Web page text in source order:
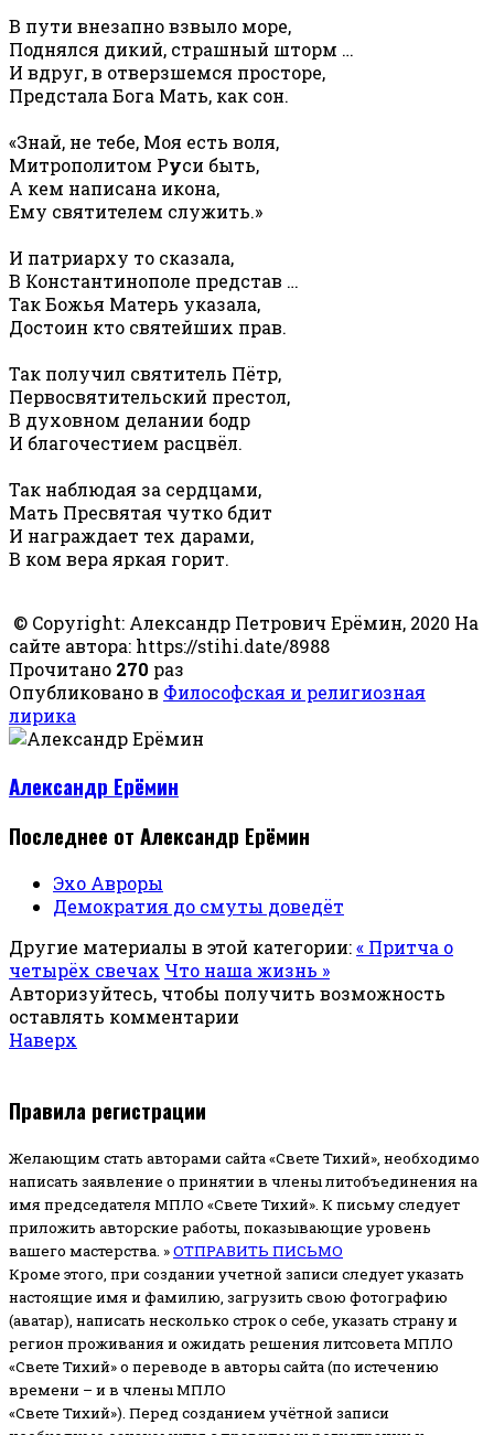
В пути внезапно взвыло море,
Поднялся дикий, страшный шторм …
И вдруг, в отверзшемся просторе,
Предстала Бога Мать, как сон.
«Знай, не тебе, Моя есть воля,
Митрополитом Руси быть,
А кем написана икона,
Ему святителем служить.»
И патриарху то сказала,
В Константинополе представ …
Так Божья Матерь указала,
Достоин кто святейших прав.
Так получил святитель Пётр,
Первосвятительский престол,
В духовном делании бодр
И благочестием расцвёл.
Так наблюдая за сердцами,
Мать Пресвятая чутко бдит
И награждает тех дарами,
В ком вера яркая горит.
© Copyright: Александр Петрович Ерёмин, 2020 На
сайте автора: https://stihi.date/8988
Прочитано 270 раз
Опубликовано в Философская и религиозная
лирика
Александр Ерёмин
Последнее от Александр Ерёмин
Эхо Авроры
Демократия до смуты доведёт
Другие материалы в этой категории:« Притча о
четырёх свечах Что наша жизнь »
Авторизуйтесь, чтобы получить возможность
оставлять комментарии
Наверх
Правила регистрации
Желающим стать авторами сайта «Свете Тихий», необходимо
написать заявление о принятии в члены литобъединения на
имя председателя МПЛО «Свете Тихий». К письму следует
приложить авторские работы, показывающие уровень
вашего мастерства. »ОТПРАВИТЬ ПИСЬМО
Кроме этого, при создании учетной записи следует указать
настоящие имя и фамилию, загрузить свою фотографию
(аватар), написать несколько строк о себе, указать страну и
регион проживания и ожидать решения литсовета МПЛО
«Свете Тихий» о переводе в авторы сайта (по истечению
времени – и в члены МПЛО
«Свете Тихий»). Перед созданием учётной записи